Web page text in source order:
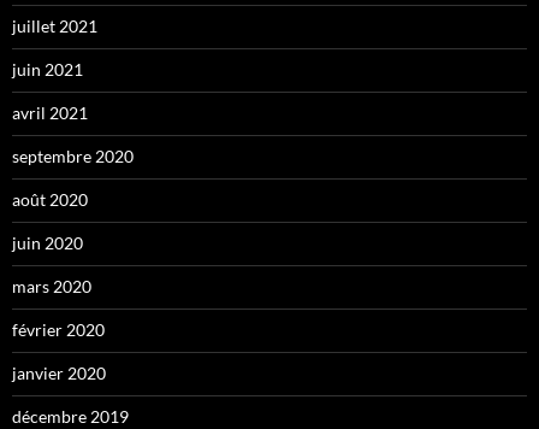
juillet 2021
juin 2021
avril 2021
septembre 2020
août 2020
juin 2020
mars 2020
février 2020
janvier 2020
décembre 2019